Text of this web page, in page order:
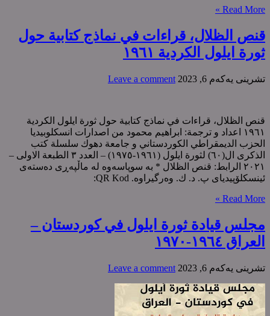
Read More »
قنص الظلال، قراءات في نماذج کتابیة حول
ثورة ایلول الکردیة ١٩٦١
تشرینی یه‌كه‌م 6, 2023 Leave a comment
قنص الظلال، قراءات في نماذج کتابیة حول ثورة ایلول الکردیة
١٩٦١ اعداد و ترجمة: ابراهیم محمود من اصدارات انسکلوبیدیا
الحزب الدیمقراطي الکوردستاني و جامعة دهوك سلسلة کتب
الذکری ال(٦٠) لثورة ایلول (١٩٦١-١٩٧٥) – العدد ٣ الطبعة الاولی –
٢٠٢١ الرابط: قنص الظلال * بە سوپاسەوە لە ماڵپەڕی دەستەی
ئینسکلۆپیدیای پ. د. ك. وەرگیراوە. QR Kod:
Read More »
مجلس قيادة ثورة ایلول في کوردستان –
العراق ١٩٦٤-١٩٧٠
تشرینی یه‌كه‌م 6, 2023 Leave a comment